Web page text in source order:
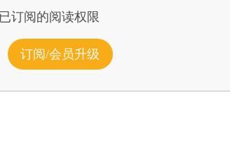
订阅的阅读权限
订阅/会员升级